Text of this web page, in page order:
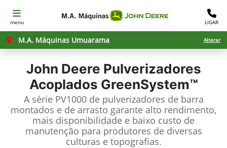
menu LIGAR
M.A. Máquinas Umuarama Alterar
John Deere Pulverizadores
Acoplados GreenSystem™
A série PV1000 de pulverizadores de barra
montados e de arrasto garante alto rendimento,
mais disponibilidade e baixo custo de
manutenção para produtores de diversas
culturas e topografias.